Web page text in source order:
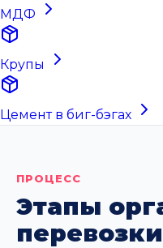
МДФ
Крупы
Цемент в биг-бэгах
ПРОЦЕСС
Этапы
перевозки